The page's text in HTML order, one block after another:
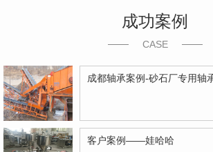
成功案例
CASE
成都轴承案例-砂石厂专用轴
客户案例——娃哈哈